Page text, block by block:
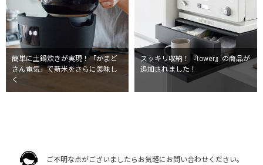
簡単に土鍋炊きが実現！「かまど
さん電気」で新米をさらに美味し
く
スッキリ収納！『tower』の商品が
追加されました！
ご不明な点がございましたらお気軽にお問い合わせください。